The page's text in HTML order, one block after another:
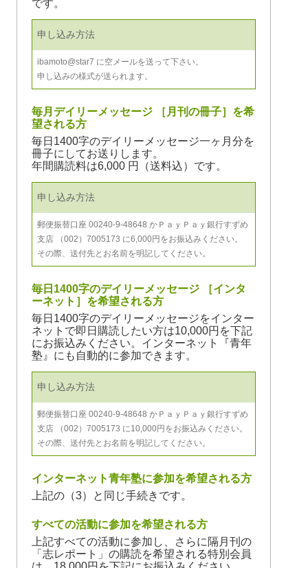
です。
申し込み方法
ibamoto@star7 に空メールを送って下さい。
申し込みの様式が送られます。
毎月デイリーメッセージ ［月刊の冊子］を希
望される方
毎日1400字のデイリーメッセージ一ヶ月分を
冊子にしてお送りします。
年間購読料は6,000 円（送料込）です。
申し込み方法
郵便振替口座 00240-9-48648 かＰａｙＰａｙ銀行すずめ
支店 （002）7005173 に6,000円をお振込みください。
その際、送付先とお名前を明記してください。
毎日1400字のデイリーメッセージ ［インタ
ーネット］を希望される方
毎日1400字のデイリーメッセージをインター
ネットで即日購読したい方は10,000円を下記
にお振込みください。インターネット『青年
塾』にも自動的に参加できます。
申し込み方法
郵便振替口座 00240-9-48648 かＰａｙＰａｙ銀行すずめ
支店 （002）7005173 に10,000円をお振込みください。
その際、送付先とお名前を明記してください。
インターネット青年塾に参加を希望される方
上記の（3）と同じ手続きです。
すべての活動に参加を希望される方
上記すべての活動に参加し、さらに隔月刊の
「志レポート」の購読を希望される特別会員